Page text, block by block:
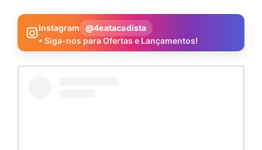
Instagram
@4eatacadista
• Siga-nos para Ofertas e Lançamentos!